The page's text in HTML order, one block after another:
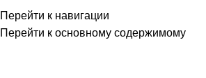
Перейти к навигации
Перейти к основному содержимому